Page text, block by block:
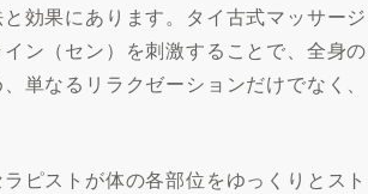
効果にあります。タイ古式マッサージ
ン（セン）を刺激することで、全身の
単なるリラクゼーションだけでなく、
ピストが体の各部位をゆっくりとスト